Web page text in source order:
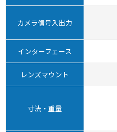
カメラ信号入出力
インターフェース
レンズマウント
寸法・重量